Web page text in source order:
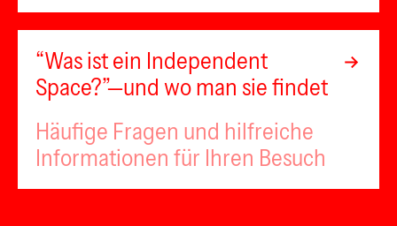
“Was ist ein Independent
Space?”—und wo man sie findet
Häufige Fragen und hilfreiche
Informationen für Ihren Besuch